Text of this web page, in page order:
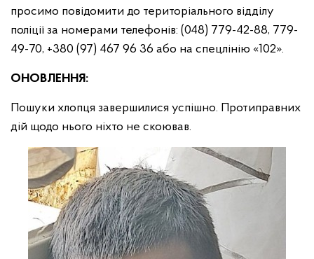
просимо повідомити до територіального відділу
поліції за номерами телефонів: (048) 779-42-88, 779-
49-70, +380 (97) 467 96 36 або на спецлінію «102».
ОНОВЛЕННЯ:
Пошуки хлопця завершилися успішно. Протиправних
дій щодо нього ніхто не скоював.